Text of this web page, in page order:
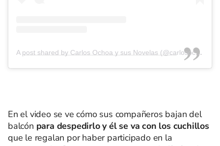
A post shared by Carlos Ochoa y sus Novelas (@carlosochoatv)
En el video se ve cómo sus compañeros bajan del
balcón para despedirlo y él se va con los cuchillos
que le regalan por haber participado en la